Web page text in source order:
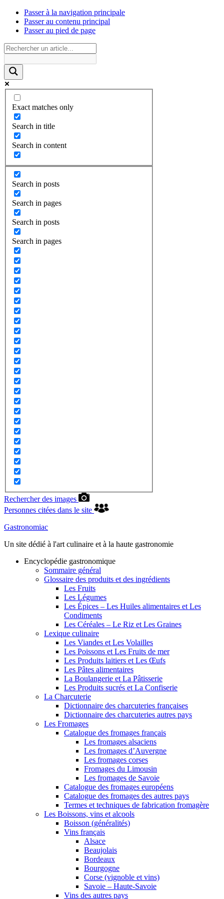
Passer à la navigation principale
Passer au contenu principal
Passer au pied de page
Exact matches only
Search in title
Search in content
Search in posts
Search in pages
Search in posts
Search in pages
Rechercher des images
Personnes citées dans le site
Gastronomiac
Un site dédié à l'art culinaire et à la haute gastronomie
Encyclopédie gastronomique
Sommaire général
Glossaire des produits et des ingrédients
Les Fruits
Les Légumes
Les Épices – Les Huiles alimentaires et Les
Condiments
Les Céréales – Le Riz et Les Graines
Lexique culinaire
Les Viandes et Les Volailles
Les Poissons et Les Fruits de mer
Les Produits laitiers et Les Œufs
Les Pâtes alimentaires
La Boulangerie et La Pâtisserie
Les Produits sucrés et La Confiserie
La Charcuterie
Dictionnaire des charcuteries françaises
Dictionnaire des charcuteries autres pays
Les Fromages
Catalogue des fromages français
Les fromages alsaciens
Les fromages d’Auvergne
Les fromages corses
Fromages du Limousin
Les fromages de Savoie
Catalogue des fromages européens
Catalogue des fromages des autres pays
Termes et techniques de fabrication fromagère
Les Boissons, vins et alcools
Boisson (généralités)
Vins français
Alsace
Beaujolais
Bordeaux
Bourgogne
Corse (vignoble et vins)
Savoie – Haute-Savoie
Vins des autres pays